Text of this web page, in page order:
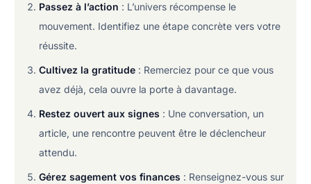
Passez à l’action : L’univers récompense le
mouvement. Identifiez une étape concrète vers votre
réussite.
Cultivez la gratitude : Remerciez pour ce que vous
avez déjà, cela ouvre la porte à davantage.
Restez ouvert aux signes : Une conversation, un
article, une rencontre peuvent être le déclencheur
attendu.
Gérez sagement vos finances : Renseignez-vous sur